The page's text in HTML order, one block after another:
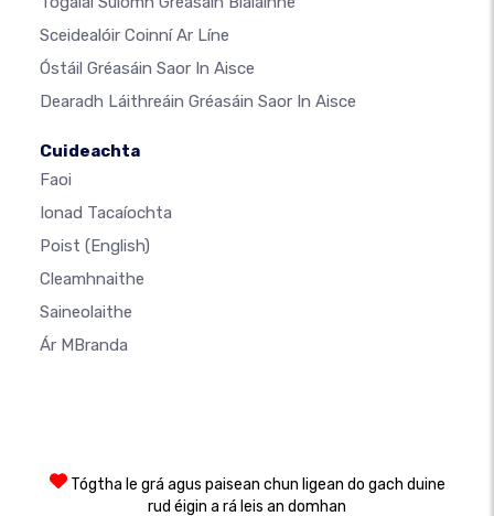
Sceidealóir Coinní Ar Líne
Óstáil Gréasáin Saor In Aisce
Dearadh Láithreáin Gréasáin Saor In Aisce
Cuideachta
Faoi
Ionad Tacaíochta
Poist (English)
Cleamhnaithe
Saineolaithe
Ár MBranda
Tógtha le grá agus paisean chun ligean do gach duine
rud éigin a rá leis an domhan